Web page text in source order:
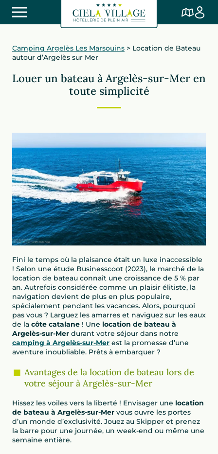
Camping Argelès Les Marsouins > Location de Bateau
autour d’Argelès sur Mer
Louer un bateau à Argelès-sur-Mer en
toute simplicité
Fini le temps où la plaisance était un luxe inaccessible
! Selon une étude Businesscoot (2023), le marché de la
location de bateau connaît une croissance de 5 % par
an. Autrefois considérée comme un plaisir élitiste, la
navigation devient de plus en plus populaire,
spécialement pendant les vacances. Alors, pourquoi
pas vous ? Larguez les amarres et naviguez sur les eaux
de la côte catalane ! Une location de bateau à
Argelès-sur-Mer durant votre séjour dans notre
camping à Argelès-sur-Mer est la promesse d’une
aventure inoubliable. Prêts à embarquer ?
Avantages de la location de bateau lors de
votre séjour à Argelès-sur-Mer
Hissez les voiles vers la liberté ! Envisager une location
de bateau à Argelès-sur-Mer vous ouvre les portes
d’un monde d’exclusivité. Jouez au Skipper et prenez
la barre pour une journée, un week-end ou même une
semaine entière.